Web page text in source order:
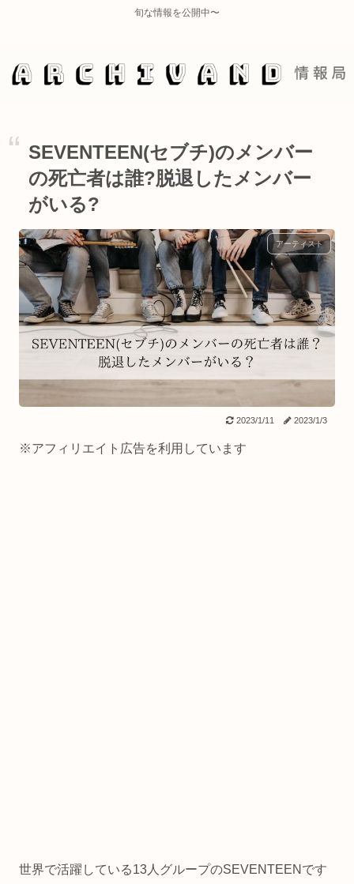
旬な情報を公開中〜
SEVENTEEN(セブチ)のメンバー
の死亡者は誰?脱退したメンバー
がいる?
アーティスト
2023/1/11 2023/1/3
※アフィリエイト広告を利用しています
世界で活躍している13人グループのSEVENTEENです